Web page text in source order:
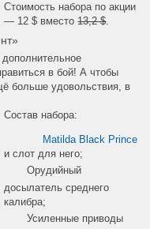
Стоимость набора по акции
— 12 $ вместо13,2 $.
в бой! А чтобы
больше удовольствия, в
Состав набора:
Matilda Black Prince
и слот для него;
Орудийный
досылатель среднего
калибра;
Усиленные приводы